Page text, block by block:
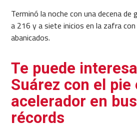
Terminó la noche con una decena de
a 216 y a siete inicios en la zafra
abanicados.
Te puede
Suárez con el pie
acelerador en
récords